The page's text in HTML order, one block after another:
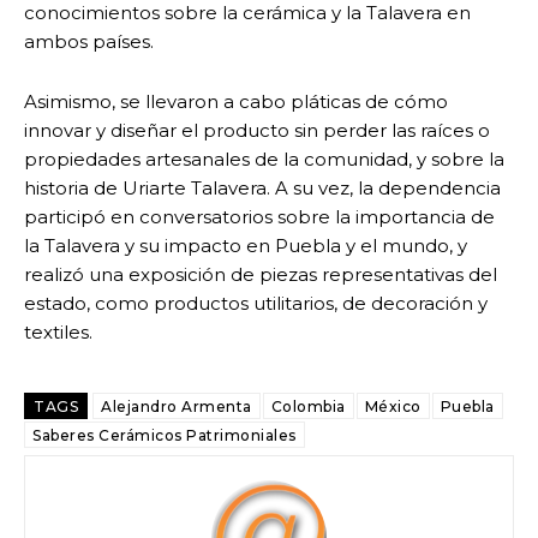
conocimientos sobre la cerámica y la Talavera en
ambos países.
Asimismo, se llevaron a cabo pláticas de cómo
innovar y diseñar el producto sin perder las raíces o
propiedades artesanales de la comunidad, y sobre la
historia de Uriarte Talavera. A su vez, la dependencia
participó en conversatorios sobre la importancia de
la Talavera y su impacto en Puebla y el mundo, y
realizó una exposición de piezas representativas del
estado, como productos utilitarios, de decoración y
textiles.
TAGS Alejandro Armenta Colombia México
Puebla
Saberes Cerámicos Patrimoniales